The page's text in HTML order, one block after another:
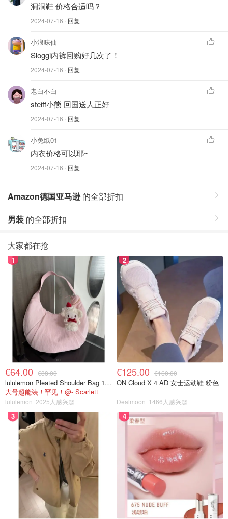
洞洞鞋 价格合适吗？
2024-07-16 · 回复
小浪味仙
Sloggi内裤回购好几次了！
2024-07-16 · 回复
老白不白
steiff小熊 回国送人正好
2024-07-16 · 回复
小兔纸01
内衣价格可以耶~
2024-07-16 · 回复
Amazon德国亚马逊的全部折扣
男装 的全部折扣
大家都在抢
1
€64.00 €88.00
lululemon Pleated Shoulder Bag 10L 单肩包
大号超能装！罕见！@- Scarlett
lululemon 2025人感兴趣
2
€125.00 €160.00
ON Cloud X 4 AD 女士运动鞋 粉色
Dealmoon 1466人感兴趣
3 4